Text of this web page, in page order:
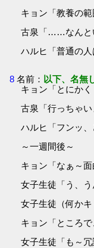
キョン「教養の範
古泉「……なんと
ハルヒ「普通の人
8 名前： 以下、名無
キョン「とにか
古泉「行っちゃい
ハルヒ「フンッ、
～一週間後～
キョン「なぁ～面
女子生徒「う、う
女子生徒（何かキ
キョン「ところ
女子生徒「も～冗